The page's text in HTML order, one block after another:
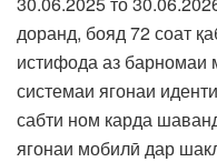
доранд, бояд 72 соат
истифода аз барномаи
системаи ягонаи
сабти ном карда
ягонаи мобилӣ дар